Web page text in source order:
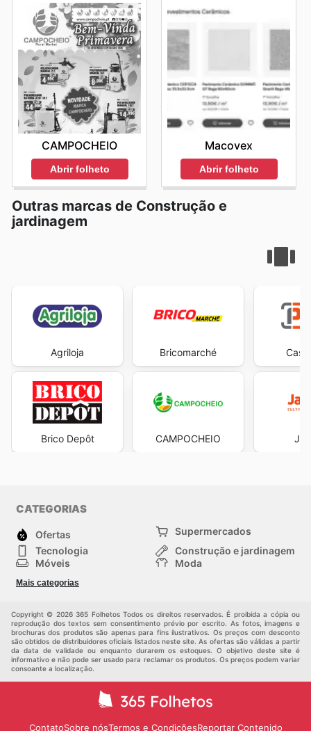
CAMPOCHEIO
Abrir folheto
Macovex
Abrir folheto
Outras marcas de Construção e
jardinagem
Agriloja
Brico Depôt
Bricomarché
CAMPOCHEIO
CATEGORIAS
Ofertas
Supermercados
Tecnologia
Construção e jardinagem
Móveis
Moda
Crianças
Mais categorias
Copyright © 2026 365 Folhetos Todos os direitos reservados. É proibida a cópia ou
reprodução dos textos sem consentimento prévio por escrito. As fotos, imagens e
brochuras dos produtos são apenas para fins ilustrativos. Os preços com desconto
são obtidos de distribuidores oficiais listados neste site. As ofertas são válidas a partir
da data de validade ou enquanto durarem os estoques. O objetivo deste site é
informativo e não pode ser usado para reclamar os produtos. Os preços podem variar
consoante a localização.
ContatoSobre nósTermos e CondiçõesReportar Contenido